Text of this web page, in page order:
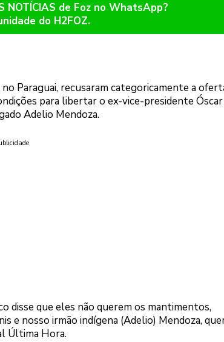
NOTÍCIAS de Foz no WhatsApp?
do H2FOZ.
Paraguai, recusaram categoricamente a
para libertar o ex-vice-presidente
Adelio Mendoza.
disse que eles não querem os mantimentos,
e nosso irmão indígena (Adelio) Mendoza,
Última Hora.